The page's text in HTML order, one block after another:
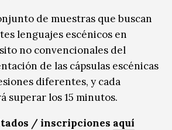
de muestras que buscan
lenguajes escénicos en
no convencionales del
de las cápsulas escénicas
diferentes, y cada
superar los 15 minutos.
/ inscripciones aquí